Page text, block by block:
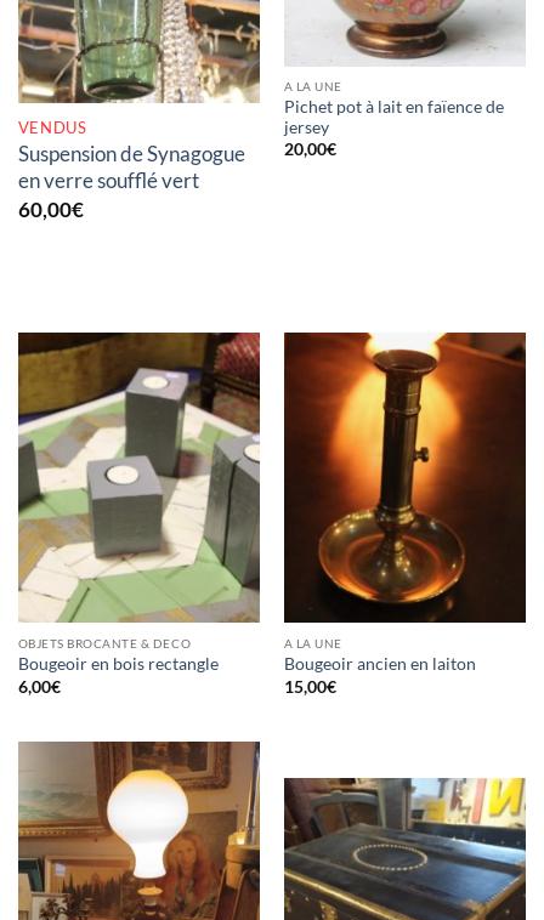
VENDUS
Suspension de Synagogue
en verre soufflé vert
60,00€
A LA UNE
Pichet pot à lait en faïence de
jersey
20,00€
OBJETS BROCANTE & DECO
Bougeoir en bois rectangle
6,00€
A LA UNE
Bougeoir ancien en laiton
15,00€